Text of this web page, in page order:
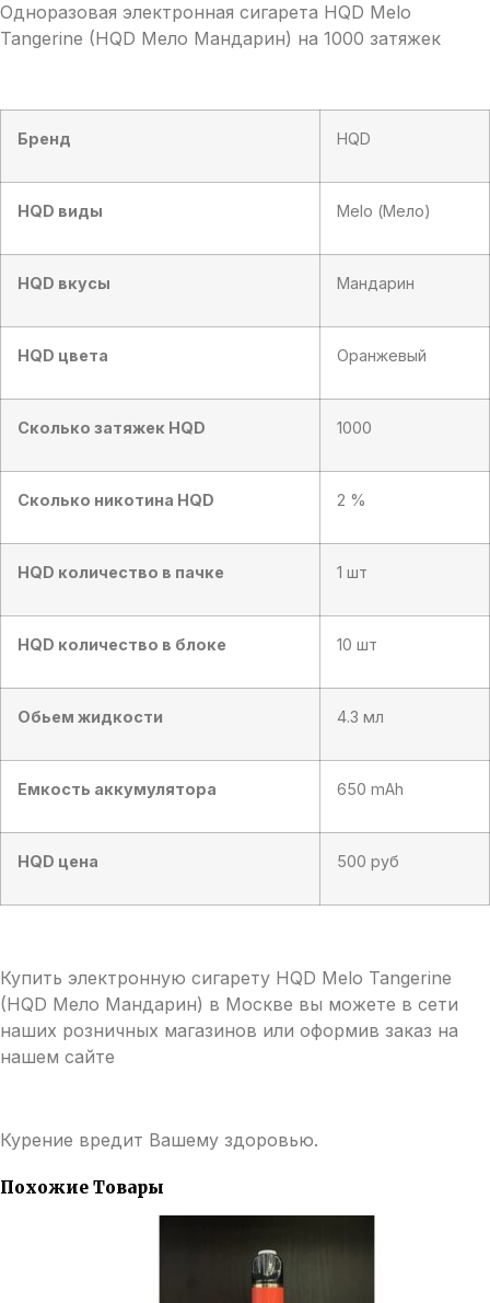
Мело
Мандарин)
Одноразовая электронная сигарета HQD Melo
Tangerine (HQD Мело Мандарин) на 1000 затяжек
Бренд HQD
HQD виды Melo (Мело)
HQD вкусы Мандарин
HQD цвета Оранжевый
Сколько затяжек HQD 1000
Сколько никотина HQD 2 %
HQD количество в пачке 1 шт
HQD количество в блоке 10 шт
Обьем жидкости 4.3 мл
Емкость аккумулятора 650 mAh
HQD цена 500 руб
Купить электронную сигарету HQD Melo Tangerine
(HQD Мело Мандарин) в Москве вы можете в сети
наших розничных магазинов или оформив заказ на
нашем сайте
Курение вредит Вашему здоровью.
Похожие Товары